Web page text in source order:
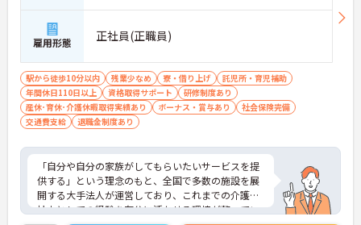
・スマホ記録や睡眠センサーを活用したデータに基
づくケアにより、夜間巡視や申し送りなどの業務負
担を大きく軽減しています。
度と少なく、体力的なゆとりを持ってご入居者様と
向き合えます。
【ご家族も安心できる、圧倒的な福利厚生が整って
います】
・ご家族分も含めて年間3万円までの医療費補助
や、教育サービスの70%割引など、生活全体を支え
る独自の福利厚生が利用できます。
・小学校3年生までの時短・夜勤免除制度があり、
男性の育休取得実績も豊富なため、ライフステージ
が変化しても安心です。
雇用形態 正社員(正職員)
駅から徒歩10分以内 残業少なめ 寮・借り上げ
託児所・育児補助
年間休日110日以上
資格取得サポート
研修制度あり
産休･育休･介護休暇取得実績あり
ボーナス・賞与あり
社会保険完備
交通費支給
退職金制度あり
「自分や自分の家族がしてもらいたいサービスを提
供する」という理念のもと、全国で多数の施設を展
開する大手法人が運営しており、これまでの介護福
祉士としての経験を存分に活かせる環境が整ってい